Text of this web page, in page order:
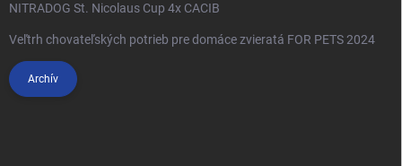
NITRADOG St. Nicolaus Cup 4x CACIB
Veľtrh chovateľských potrieb pre domáce zvieratá FOR PETS 2024
Archív